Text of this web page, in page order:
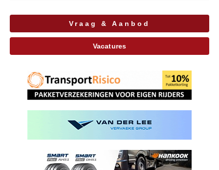
Vraag & Aanbod
Vacatures